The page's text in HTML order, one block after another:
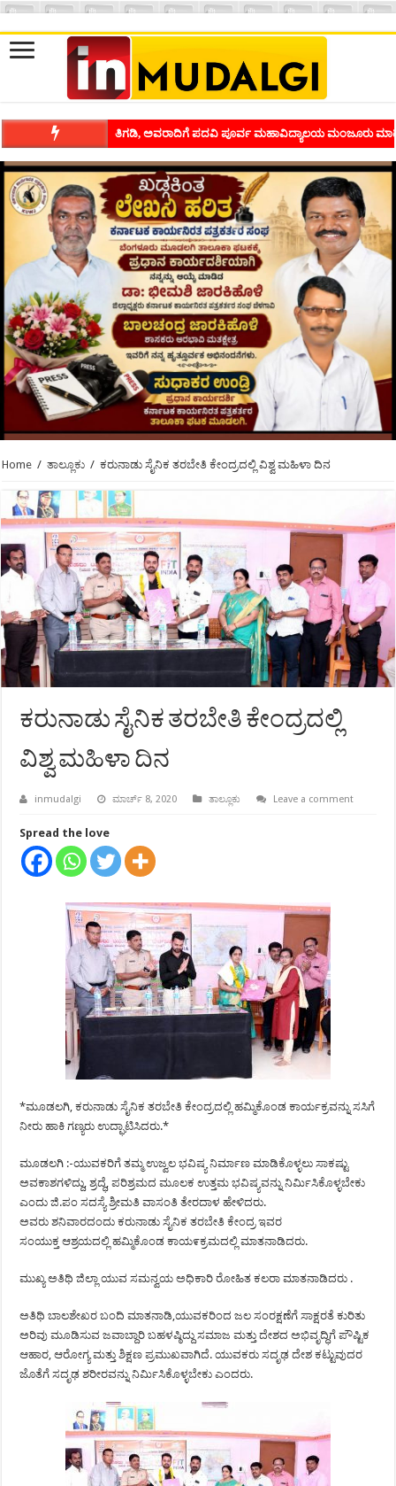
ತಿಗಡಿ, ಅವರಾದಿಗೆ ಪದವಿ ಪೂರ್ವ ಮಹಾವಿದ್ಯಾಲಯ ಮಂಜೂರು
Home / ತಾಲ್ಲೂಕು / ಕರುನಾಡು ಸೈನಿಕ ತರಬೇತಿ ಕೇಂದ್ರದಲ್ಲಿ ವಿಶ್ವ ಮಹಿಳಾ ದಿನ
ಕರುನಾಡು ಸೈನಿಕ ತರಬೇತಿ ಕೇಂದ್ರದಲ್ಲಿ
ವಿಶ್ವ ಮಹಿಳಾ ದಿನ
inmudalgi ಮಾರ್ಚ್ 8, 2020 ತಾಲ್ಲೂಕು Leave a comment
Spread the love
*ಮೂಡಲಗಿ, ಕರುನಾಡು ಸೈನಿಕ ತರಬೇತಿ ಕೇಂದ್ರದಲ್ಲಿ ಹಮ್ಮಿಕೊಂಡ ಕಾರ್ಯಕ್ರವನ್ನು ಸಸಿಗೆ
ನೀರು ಹಾಕಿ ಗಣ್ಯರು ಉದ್ಘಾಟಿಸಿದರು.*
ಮೂಡಲಗಿ :-ಯುವಕರಿಗೆ ತಮ್ಮ ಉಜ್ವಲ ಭವಿಷ್ಯ ನಿರ್ಮಾಣ ಮಾಡಿಕೊಳ್ಳಲು ಸಾಕಷ್ಟು
ಅವಕಾಶಗಳಿದ್ದು, ಶ್ರದ್ಧೆ, ಪರಿಶ್ರಮದ ಮೂಲಕ ಉತ್ತಮ ಭವಿಷ್ಯವನ್ನು ನಿರ್ಮಿಸಿಕೊಳ್ಳಬೇಕು
ಎಂದು ಜಿ.ಪಂ ಸದಸ್ಯೆ ಶ್ರೀಮತಿ ವಾಸಂತಿ ತೇರದಾಳ ಹೇಳಿದರು.
ಅವರು ಶನಿವಾರದಂದು ಕರುನಾಡು ಸೈನಿಕ ತರಬೇತಿ ಕೇಂದ್ರ ಇವರ
ಸಂಯುಕ್ತ ಆಶ್ರಯದಲ್ಲಿ ಹಮ್ಮಿಕೊಂಡ ಕಾಯ೯ಕ್ರಮದಲ್ಲಿ ಮಾತನಾಡಿದರು.
ಮುಖ್ಯ ಅತಿಥಿ ಜಿಲ್ಲಾ ಯುವ ಸಮನ್ವಯ ಅಧಿಕಾರಿ ರೋಹಿತ ಕಲರಾ ಮಾತನಾಡಿದರು .
ಅತಿಥಿ ಬಾಲಶೇಖರ ಬಂದಿ ಮಾತನಾಡಿ,ಯುವಕರಿಂದ ಜಲ ಸಂರಕ್ಷಣೆಗೆ ಸಾಕ್ಷರತೆ ಕುರಿತು
ಅರಿವು ಮೂಡಿಸುವ ಜವಾಬ್ದಾರಿ ಬಹಳಷ್ಠಿದ್ದು ಸಮಾಜ ಮತ್ತು ದೇಶದ ಅಭಿವೃದ್ಧಿಗೆ ಪೌಷ್ಟಿಕ
ಆಹಾರ, ಆರೋಗ್ಯ ಮತ್ತು ಶಿಕ್ಷಣ ಪ್ರಮುಖವಾಗಿದೆ. ಯುವಕರು ಸದೃಢ ದೇಶ ಕಟ್ಟುವುದರ
ಜೊತೆಗೆ ಸದೃಢ ಶರೀರವನ್ನು ನಿರ್ಮಿಸಿಕೊಳ್ಳಬೇಕು ಎಂದರು.